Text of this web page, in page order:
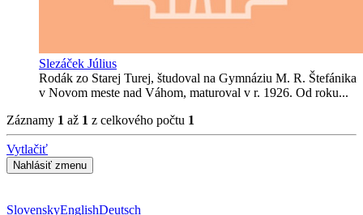
Slezáček Július
Rodák zo Starej Turej, študoval na Gymnáziu M. R. Štefánika
v Novom meste nad Váhom, maturoval v r. 1926. Od roku...
Záznamy 1 až 1 z celkového počtu 1
Vytlačiť
SlovenskyEnglishDeutsch